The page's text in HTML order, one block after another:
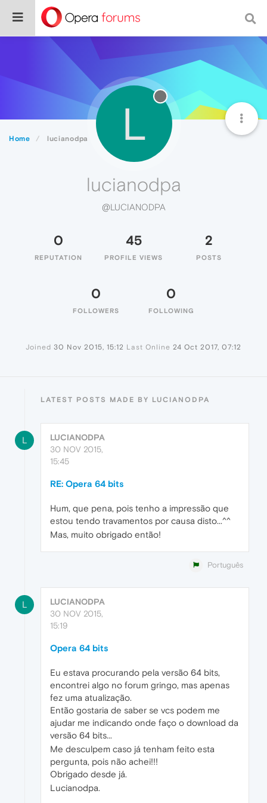
Home lucianodpa L
lucianodpa
@LUCIANODPA
0
REPUTATION
45
PROFILE VIEWS
2
POSTS
0
FOLLOWERS
0
FOLLOWING
Joined 30 Nov 2015, 15:12 Last Online 24 Oct 2017, 07:12
LATEST POSTS MADE BY LUCIANODPA
L
LUCIANODPA
30 NOV 2015,
15:45
RE: Opera 64 bits
Hum, que pena, pois tenho a impressão que
estou tendo travamentos por causa disto...^^
Mas, muito obrigado então!
Português
L
LUCIANODPA
30 NOV 2015,
15:19
Opera 64 bits
Eu estava procurando pela versão 64 bits,
encontrei algo no forum gringo, mas apenas
fez uma atualização.
Então gostaria de saber se vcs podem me
ajudar me indicando onde faço o download da
versão 64 bits...
Me desculpem caso já tenham feito esta
pergunta, pois não achei!!!
Obrigado desde já.
Lucianodpa.